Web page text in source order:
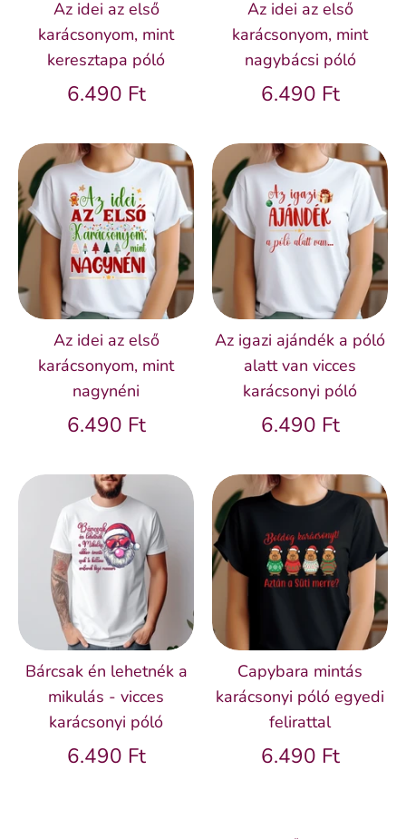
Az idei az első
karácsonyom, mint
keresztapa póló
6.490 Ft
Az idei az első
karácsonyom, mint
nagybácsi póló
6.490 Ft
Az idei az első
karácsonyom, mint
nagynéni
6.490 Ft
Az igazi ajándék a póló
alatt van vicces
karácsonyi póló
6.490 Ft
Bárcsak én lehetnék a
mikulás - vicces
karácsonyi póló
6.490 Ft
Capybara mintás
karácsonyi póló egyedi
felirattal
6.490 Ft